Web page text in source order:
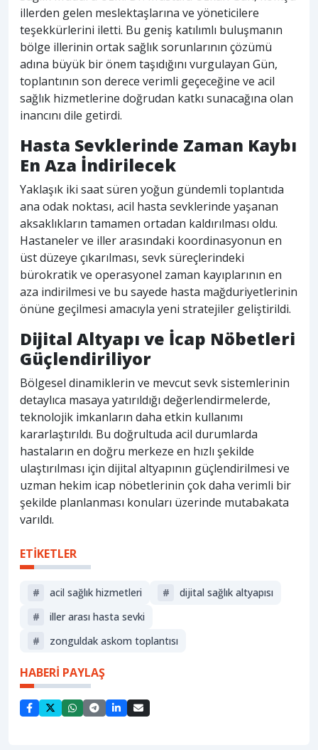
illerden gelen meslektaşlarına ve yöneticilere
teşekkürlerini iletti. Bu geniş katılımlı buluşmanın
bölge illerinin ortak sağlık sorunlarının çözümü
adına büyük bir önem taşıdığını vurgulayan Gün,
toplantının son derece verimli geçeceğine ve acil
sağlık hizmetlerine doğrudan katkı sunacağına olan
inancını dile getirdi.
Hasta Sevklerinde Zaman Kaybı
En Aza İndirilecek
Yaklaşık iki saat süren yoğun gündemli toplantıda
ana odak noktası, acil hasta sevklerinde yaşanan
aksaklıkların tamamen ortadan kaldırılması oldu.
Hastaneler ve iller arasındaki koordinasyonun en
üst düzeye çıkarılması, sevk süreçlerindeki
bürokratik ve operasyonel zaman kayıplarının en
aza indirilmesi ve bu sayede hasta mağduriyetlerinin
önüne geçilmesi amacıyla yeni stratejiler geliştirildi.
Dijital Altyapı ve İcap Nöbetleri
Güçlendiriliyor
Bölgesel dinamiklerin ve mevcut sevk sistemlerinin
detaylıca masaya yatırıldığı değerlendirmelerde,
teknolojik imkanların daha etkin kullanımı
kararlaştırıldı. Bu doğrultuda acil durumlarda
hastaların en doğru merkeze en hızlı şekilde
ulaştırılması için dijital altyapının güçlendirilmesi ve
uzman hekim icap nöbetlerinin çok daha verimli bir
şekilde planlanması konuları üzerinde mutabakata
varıldı.
ETİKETLER
# acil sağlık hizmetleri #
dijital sağlık altyapısı
#
i̇ller arası hasta sevki
#
zonguldak askom toplantısı
HABERİ PAYLAŞ